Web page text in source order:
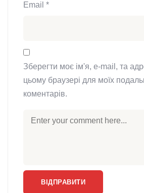
Email *
Зберегти моє ім'я, e-mail, та
цьому браузері для моїх
коментарів.